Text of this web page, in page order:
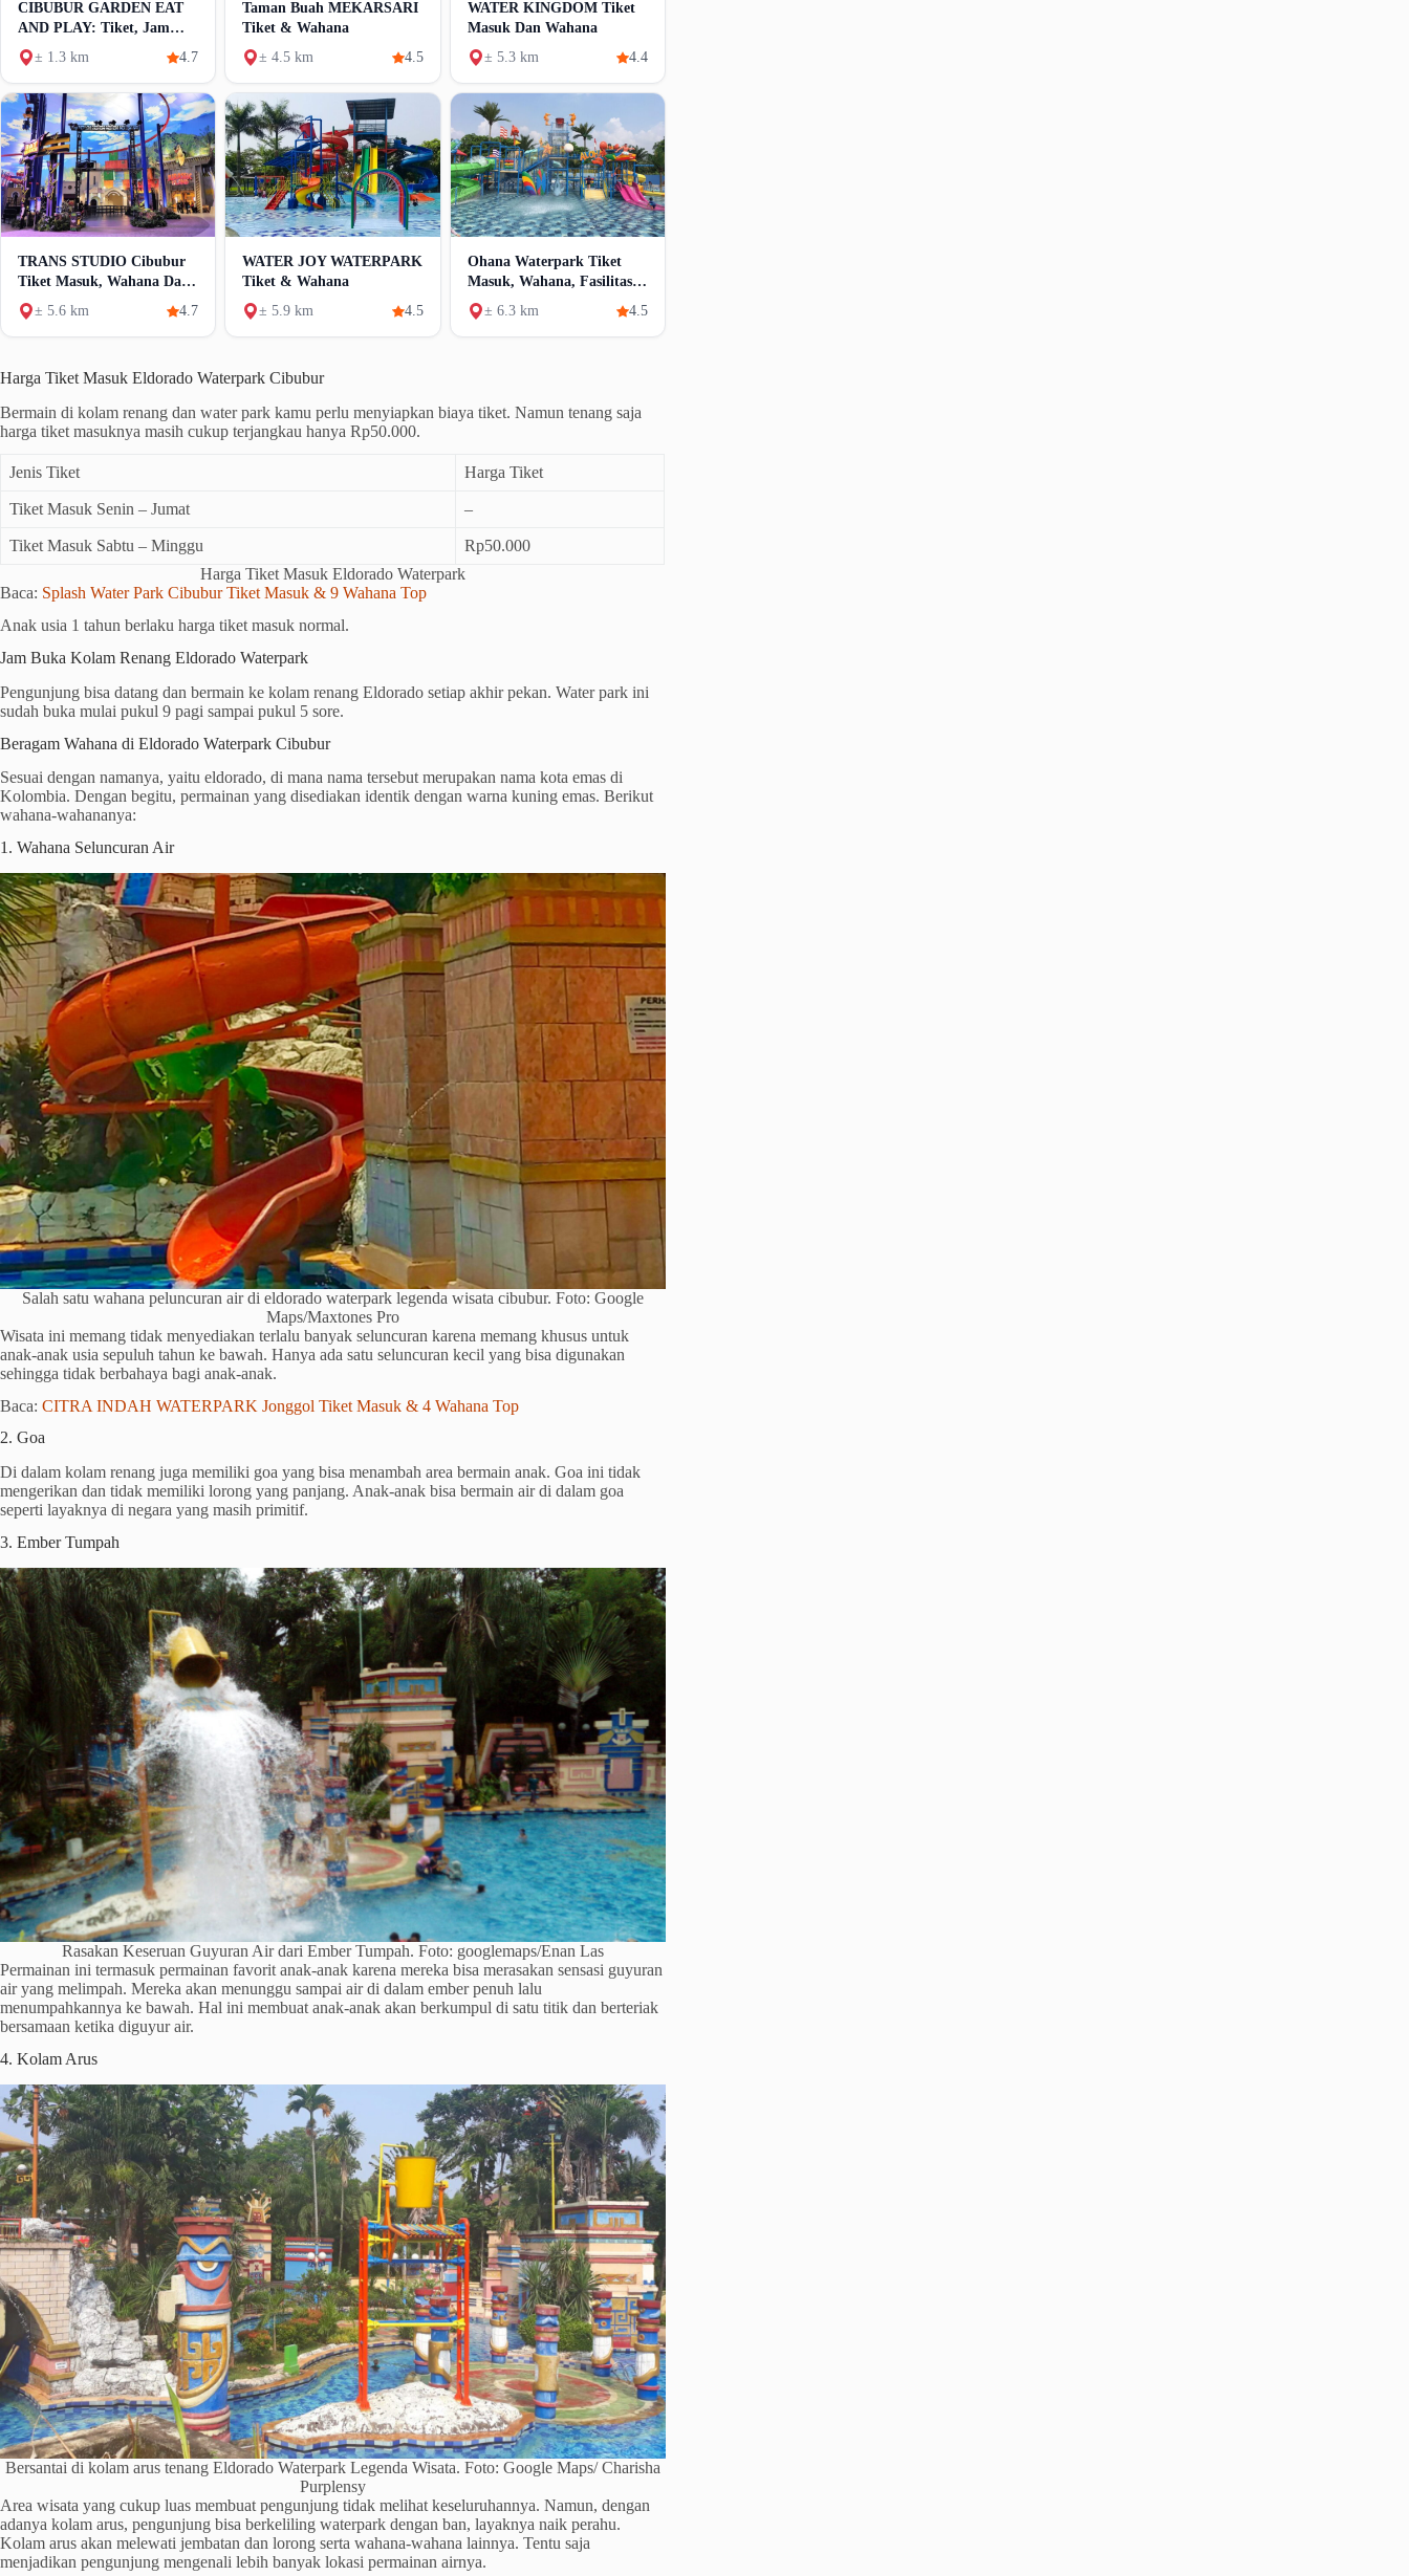
CIBUBUR GARDEN EAT
AND PLAY: Tiket, Jam
Buka Dan Wahana
± 1.3 km 4.7
Taman Buah MEKARSARI
Tiket & Wahana
± 4.5 km
4.5
WATER KINGDOM Tiket
Masuk Dan Wahana
± 5.3 km
4.4
TRANS STUDIO Cibubur
Tiket Masuk, Wahana Dan
Fasilitas
± 5.6 km 4.7
WATER JOY WATERPARK
Tiket & Wahana
± 5.9 km
4.5
Ohana Waterpark Tiket
Masuk, Wahana, Fasilitas,
Rute Dan Lokasi
± 6.3 km 4.5
Harga Tiket Masuk Eldorado Waterpark Cibubur
Bermain di kolam renang dan water park kamu perlu menyiapkan biaya tiket. Namun tenang saja
harga tiket masuknya masih cukup terjangkau hanya Rp50.000.
Jenis Tiket Harga Tiket
Tiket Masuk Senin – Jumat –
Tiket Masuk Sabtu – Minggu
Rp50.000
Harga Tiket Masuk Eldorado Waterpark
Baca: Splash Water Park Cibubur Tiket Masuk & 9 Wahana Top
Anak usia 1 tahun berlaku harga tiket masuk normal.
Jam Buka Kolam Renang Eldorado Waterpark
Pengunjung bisa datang dan bermain ke kolam renang Eldorado setiap akhir pekan. Water park ini
sudah buka mulai pukul 9 pagi sampai pukul 5 sore.
Beragam Wahana di Eldorado Waterpark Cibubur
Sesuai dengan namanya, yaitu eldorado, di mana nama tersebut merupakan nama kota emas di
Kolombia. Dengan begitu, permainan yang disediakan identik dengan warna kuning emas. Berikut
wahana-wahananya:
1. Wahana Seluncuran Air
Salah satu wahana peluncuran air di eldorado waterpark legenda wisata cibubur. Foto: Google
Maps/Maxtones Pro
Wisata ini memang tidak menyediakan terlalu banyak seluncuran karena memang khusus untuk
anak-anak usia sepuluh tahun ke bawah. Hanya ada satu seluncuran kecil yang bisa digunakan
sehingga tidak berbahaya bagi anak-anak.
Baca: CITRA INDAH WATERPARK Jonggol Tiket Masuk & 4 Wahana Top
2. Goa
Di dalam kolam renang juga memiliki goa yang bisa menambah area bermain anak. Goa ini tidak
mengerikan dan tidak memiliki lorong yang panjang. Anak-anak bisa bermain air di dalam goa
seperti layaknya di negara yang masih primitif.
3. Ember Tumpah
Rasakan Keseruan Guyuran Air dari Ember Tumpah. Foto: googlemaps/Enan Las
Permainan ini termasuk permainan favorit anak-anak karena mereka bisa merasakan sensasi guyuran
air yang melimpah. Mereka akan menunggu sampai air di dalam ember penuh lalu
menumpahkannya ke bawah. Hal ini membuat anak-anak akan berkumpul di satu titik dan berteriak
bersamaan ketika diguyur air.
4. Kolam Arus
Bersantai di kolam arus tenang Eldorado Waterpark Legenda Wisata. Foto: Google Maps/ Charisha
Purplensy
Area wisata yang cukup luas membuat pengunjung tidak melihat keseluruhannya. Namun, dengan
adanya kolam arus, pengunjung bisa berkeliling waterpark dengan ban, layaknya naik perahu.
Kolam arus akan melewati jembatan dan lorong serta wahana-wahana lainnya. Tentu saja
menjadikan pengunjung mengenali lebih banyak lokasi permainan airnya.